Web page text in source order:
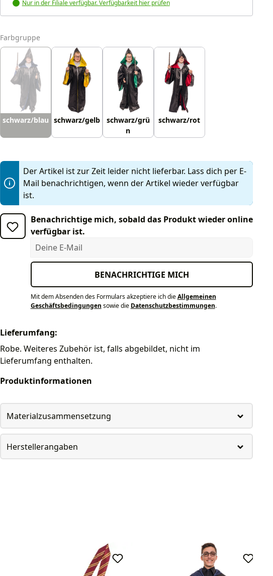
Nur in der Filiale verfügbar. Verfügbarkeit hier prüfen
Farbgruppeauswählen
schwarz/blau schwarz/gelb
schwarz/grü
n
schwarz/rot
Der Artikel ist zur Zeit leider nicht lieferbar. Lass dich per E-
Mail benachrichtigen, wenn der Artikel wieder verfügbar
ist.
Benachrichtige mich, sobald das Produkt wieder online
verfügbar ist.
Deine E-Mail
BENACHRICHTIGE MICH
Mit dem Absenden des Formulars akzeptiere ich dieAllgemeinen
Geschäftsbedingungen sowie die Datenschutzbestimmungen.
Lieferumfang:
Robe. Weiteres Zubehör ist, falls abgebildet, nicht im
Lieferumfang enthalten.
Produktinformationen
Materialzusammensetzung
Herstellerangaben